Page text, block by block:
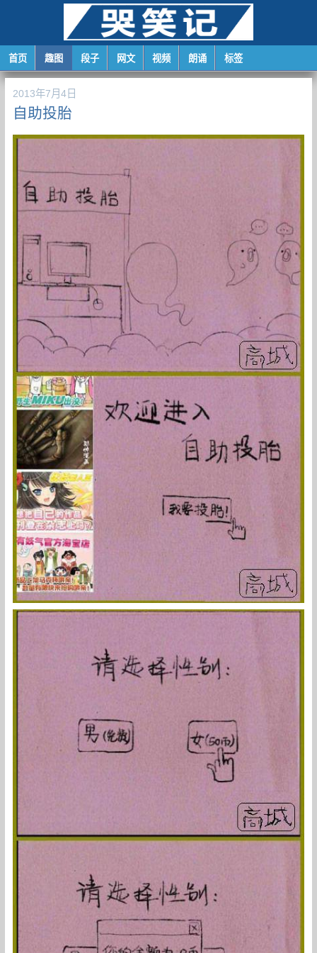
首页 趣图 段子 网文 视频 朗诵 标签
2013年7月4日
自助投胎